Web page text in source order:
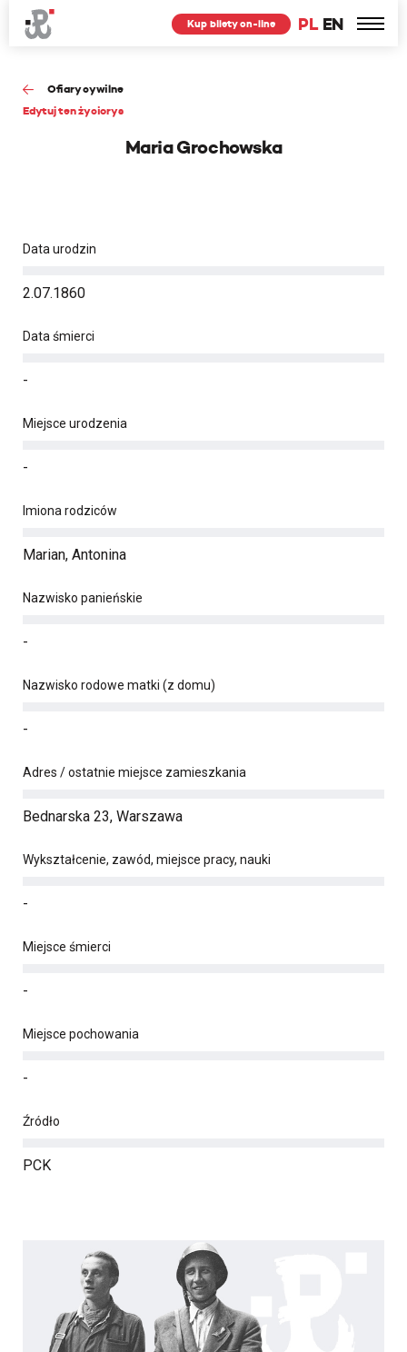
PL EN
Kup bilety on-line
Ofiary cywilne
Edytuj ten życiorys
Maria Grochowska
Data urodzin
2.07.1860
Data śmierci
-
Miejsce urodzenia
-
Imiona rodziców
Marian, Antonina
Nazwisko panieńskie
-
Nazwisko rodowe matki (z domu)
-
Adres / ostatnie miejsce zamieszkania
Bednarska 23, Warszawa
Wykształcenie, zawód, miejsce pracy, nauki
-
Miejsce śmierci
-
Miejsce pochowania
-
Źródło
PCK